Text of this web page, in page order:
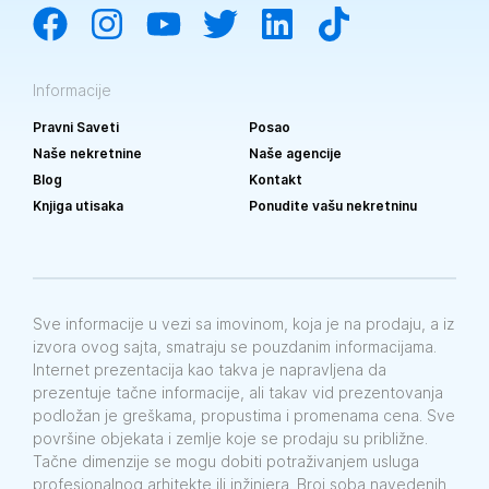
Informacije
Pravni Saveti
Posao
Naše nekretnine
Naše agencije
Blog
Kontakt
Knjiga utisaka
Ponudite vašu nekretninu
Sve informacije u vezi sa imovinom, koja je na prodaju, a iz
izvora ovog sajta, smatraju se pouzdanim informacijama.
Internet prezentacija kao takva je napravljena da
prezentuje tačne informacije, ali takav vid prezentovanja
podložan je greškama, propustima i promenama cena. Sve
površine objekata i zemlje koje se prodaju su približne.
Tačne dimenzije se mogu dobiti potraživanjem usluga
profesionalnog arhitekte ili inžinjera. Broj soba navedenih